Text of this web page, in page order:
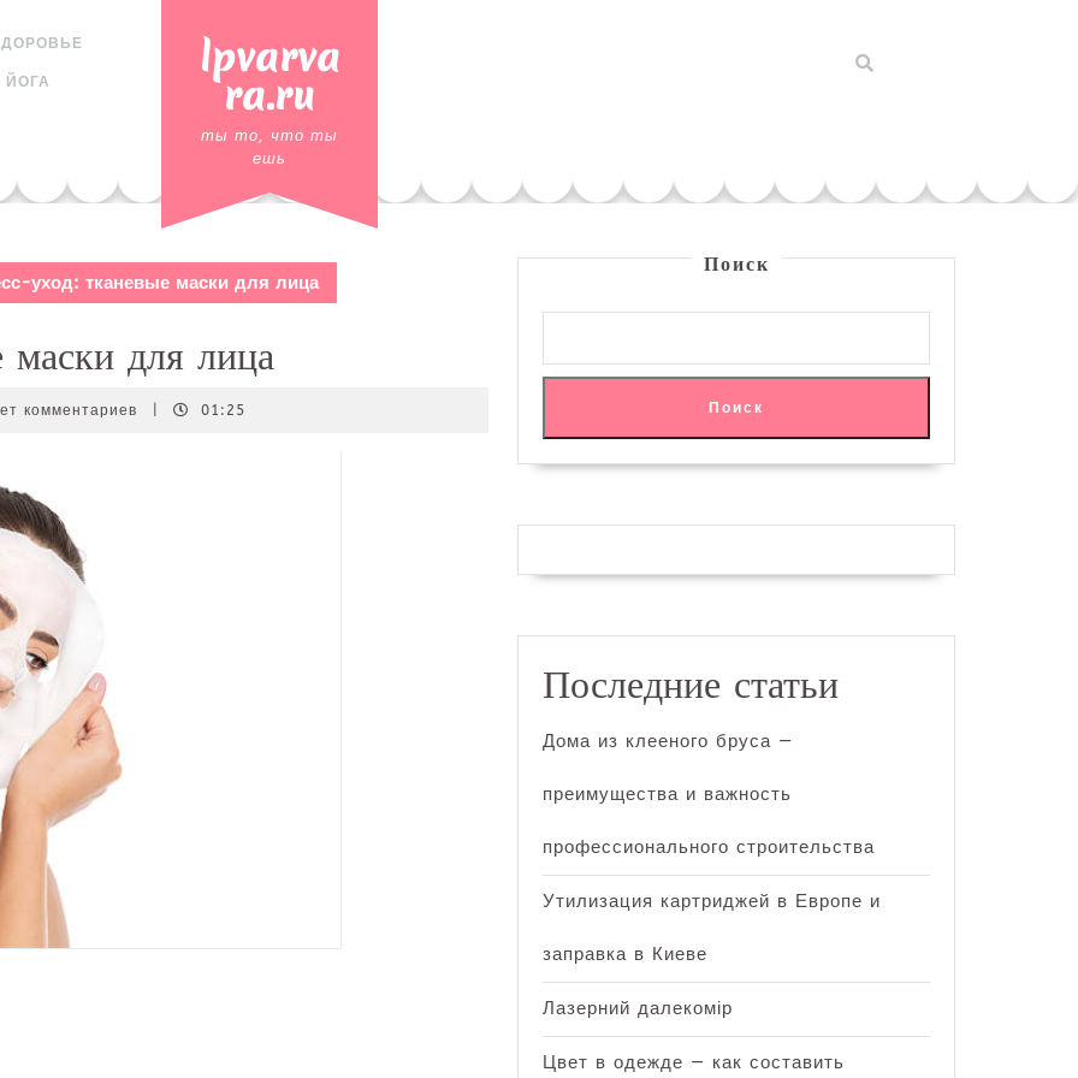
ЙОГА lpvarva
ra.ru
ты то, что ты
ешь
уход: тканевые маски для лица
маски для лица
комментариев 01:25
Поиск
Поиск
Последние статьи
Дома из клееного бруса —
преимущества и важность
профессионального строительства
Утилизация картриджей в Европе и
заправка в Киеве
Лазерний далекомір
Цвет в одежде — как составить